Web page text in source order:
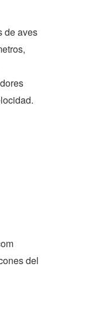
de aves
del